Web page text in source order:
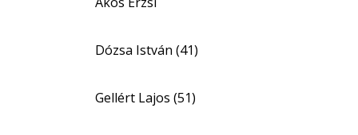
Dózsa István (41)
Gellért Lajos (51)